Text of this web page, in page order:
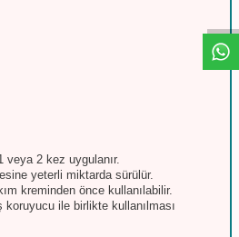
2 kez uygulanır.
yeterli miktarda sürülür.
kreminden önce kullanılabilir.
koruyucu ile birlikte kullanılması